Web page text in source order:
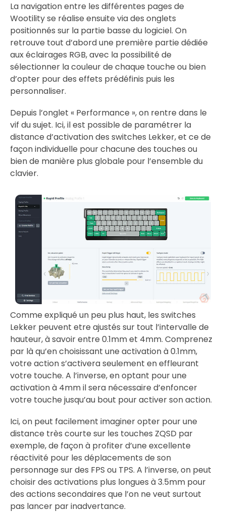
La navigation entre les différentes pages de
Wootility se réalise ensuite via des onglets
positionnés sur la partie basse du logiciel. On
retrouve tout d’abord une première partie dédiée
aux éclairages RGB, avec la possibilité de
sélectionner la couleur de chaque touche ou bien
d’opter pour des effets prédéfinis puis les
personnaliser.
Depuis l’onglet « Performance », on rentre dans le
vif du sujet. Ici, il est possible de paramétrer la
distance d’activation des switches Lekker, et ce de
façon individuelle pour chacune des touches ou
bien de manière plus globale pour l’ensemble du
clavier.
Comme expliqué un peu plus haut, les switches
Lekker peuvent etre ajustés sur tout l’intervalle de
hauteur, à savoir entre 0.1mm et 4mm. Comprenez
par là qu’en choisissant une activation à 0.1mm,
votre action s’activera seulement en effleurant
votre touche. A l’inverse, en optant pour une
activation à 4mm il sera nécessaire d’enfoncer
votre touche jusqu’au bout pour activer son action.
Ici, on peut facilement imaginer opter pour une
distance très courte sur les touches ZQSD par
exemple, de façon à profiter d’une excellente
réactivité pour les déplacements de son
personnage sur des FPS ou TPS. A l’inverse, on peut
choisir des activations plus longues à 3.5mm pour
des actions secondaires que l’on ne veut surtout
pas lancer par inadvertance.